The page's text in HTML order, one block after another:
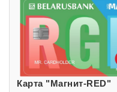
Карта "Магнит-RED"